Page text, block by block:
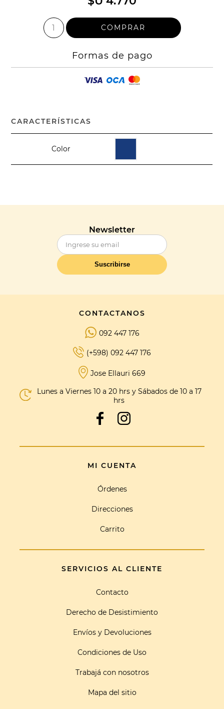
Formas de pago
CARACTERÍSTICAS
Color
Newsletter
Suscribirse
CONTACTANOS
092 447 176
(+598) 092 447 176
Jose Ellauri 669
Lunes a Viernes 10 a 20 hrs y Sábados de 10 a 17
hrs
MI CUENTA
Órdenes
Direcciones
Carrito
SERVICIOS AL CLIENTE
Contacto
Derecho de Desistimiento
Envíos y Devoluciones
Condiciones de Uso
Trabajá con nosotros
Mapa del sitio